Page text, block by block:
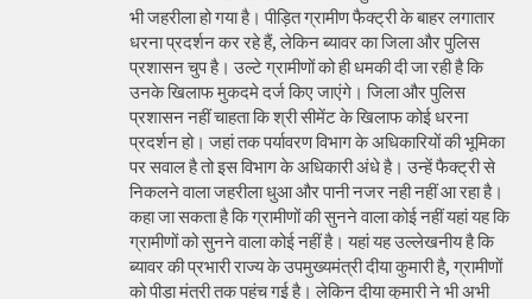
भी जहरीला हो गया है। पीड़ित ग्रामीण फैक्ट्री के बाहर लगातार
धरना प्रदर्शन कर रहे हैं, लेकिन ब्यावर का जिला और पुलिस
प्रशासन चुप है। उल्टे ग्रामीणों को ही धमकी दी जा रही है कि
उनके खिलाफ मुकदमे दर्ज किए जाएंगे। जिला और पुलिस
प्रशासन नहीं चाहता कि श्री सीमेंट के खिलाफ कोई धरना
प्रदर्शन हो। जहां तक पर्यावरण विभाग के अधिकारियों की भूमिका
पर सवाल है तो इस विभाग के अधिकारी अंधे है। उन्हें फैक्ट्री से
निकलने वाला जहरीला धुआ और पानी नजर नही नहीं आ रहा है।
कहा जा सकता है कि ग्रामीणों की सुनने वाला कोई नहीं यहां यह कि
ग्रामीणों को सुनने वाला कोई नहीं है। यहां यह उल्लेखनीय है कि
ब्यावर की प्रभारी राज्य के उपमुख्यमंत्री दीया कुमारी है, ग्रामीणों
को पीड़ा मंत्री तक पहुंच गई है। लेकिन दीया कुमारी ने भी अभी